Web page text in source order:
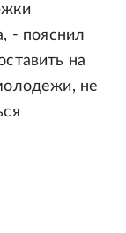
- пояснил
на
не